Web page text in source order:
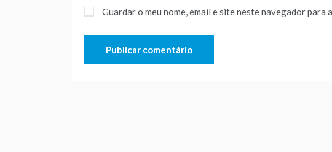
Guardar o meu nome, email e site neste navegador para